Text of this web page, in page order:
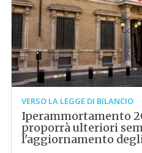
VERSO LA LEGGE DI BILANCIO
Iperammortamento
proporrà ulteriori
l'aggiornamento